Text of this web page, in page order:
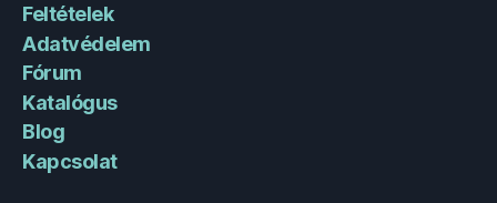
Feltételek
Adatvédelem
Fórum
Katalógus
Blog
Kapcsolat